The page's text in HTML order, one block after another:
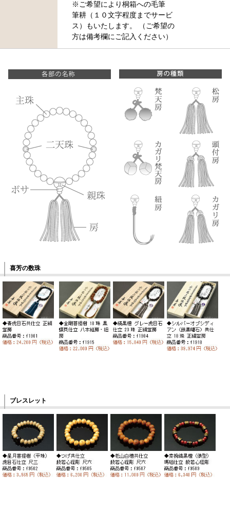
※ご希望により桐箱への毛筆
筆耕（１０文字程度までサービ
ス）もいたします。 （ご希望の
方は備考欄にご記入ください）
喜芳の数珠
ブレスレット